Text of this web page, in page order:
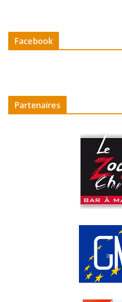
Facebook
Partenaires